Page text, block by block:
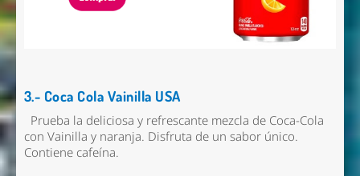
3.- Coca Cola Vainilla USA
Prueba la deliciosa y refrescante mezcla de Coca-Cola
con Vainilla y naranja. Disfruta de un sabor único.
Contiene cafeína.